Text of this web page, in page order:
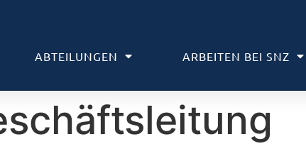
ABTEILUNGEN ARBEITEN BEI SNZ